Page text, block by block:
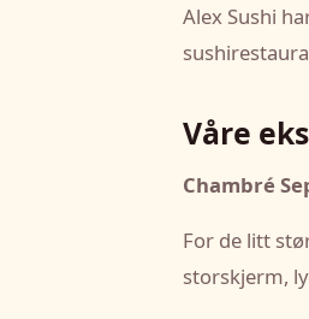
Alex Sushi
Våre
Chambré
For de litt
storskjerm,